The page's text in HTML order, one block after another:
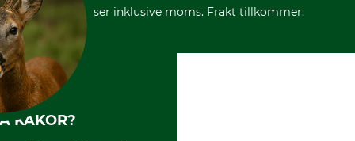
Mässor
Instagram TOS
Media
Code of Conduct
*Alla priser inklusive moms. Frakt tillkommer.
KAKOR?